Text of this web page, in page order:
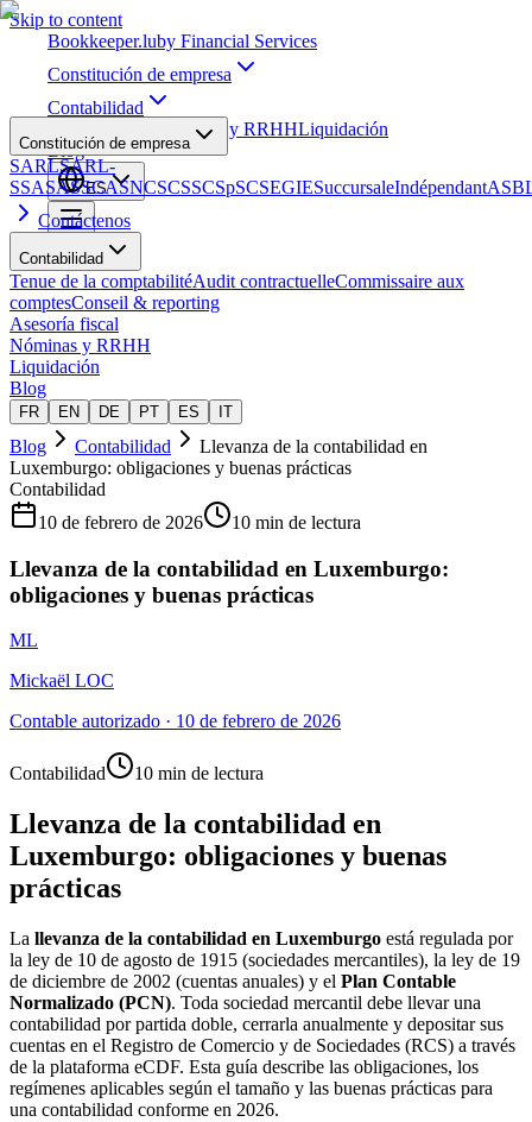
Skip to content
Bookkeeper.luby Financial Services
Constitución de empresa
Contabilidad
Nóminas y RRHHLiquidación
Blog
ES
Constitución de empresa
SARLSARL-
SSASASSCASNCSCSSCSpSCSEGIESuccursaleIndépendant
Contáctenos
Contabilidad
Tenue de la comptabilitéAudit contractuelleCommissaire aux
comptesConseil & reporting
Asesoría fiscal
Nóminas y RRHH
Liquidación
Blog
FR EN DE PT ES IT
Blog Contabilidad
Llevanza de la contabilidad en
Luxemburgo: obligaciones y buenas prácticas
Contabilidad
10 de febrero de 2026
10 min de lectura
Llevanza de la contabilidad en Luxemburgo:
obligaciones y buenas prácticas
ML
Mickaël LOC
Contable autorizado · 10 de febrero de 2026
Contabilidad 10 min de lectura
Llevanza de la contabilidad en
Luxemburgo: obligaciones y buenas
prácticas
La llevanza de la contabilidad en Luxemburgo está regulada por
la ley de 10 de agosto de 1915 (sociedades mercantiles), la ley de 19
de diciembre de 2002 (cuentas anuales) y el Plan Contable
Normalizado (PCN). Toda sociedad mercantil debe llevar una
contabilidad por partida doble, cerrarla anualmente y depositar sus
cuentas en el Registro de Comercio y de Sociedades (RCS) a través
de la plataforma eCDF. Esta guía describe las obligaciones, los
regímenes aplicables según el tamaño y las buenas prácticas para
una contabilidad conforme en 2026.